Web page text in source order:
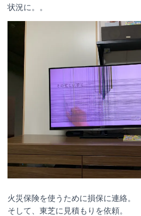
状況に。。
火災保険を使うために損保に連絡。
そして、東芝に見積もりを依頼。